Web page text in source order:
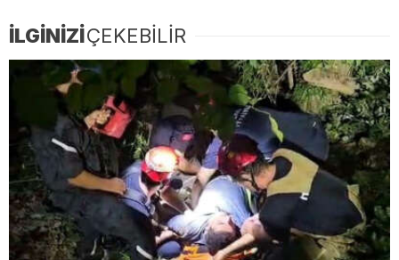
İLGİNİZİÇEKEBİLİR